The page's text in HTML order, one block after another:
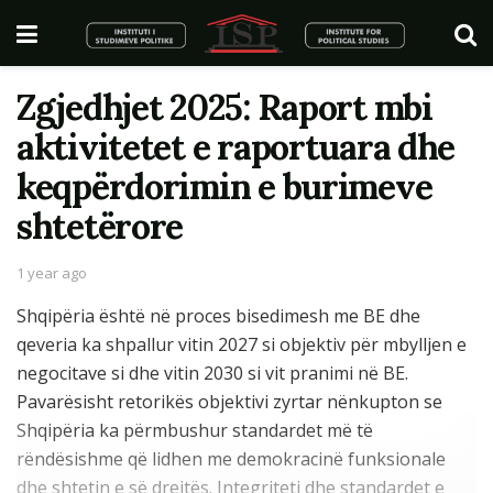
Zgjedhjet 2025: Raport mbi
aktivitetet e raportuara dhe
keqpërdorimin e burimeve
shtetërore
1 year ago
Shqipëria është në proces bisedimesh me BE dhe
qeveria ka shpallur vitin 2027 si objektiv për mbylljen e
negocitave si dhe vitin 2030 si vit pranimi në BE.
Pavarësisht retorikës objektivi zyrtar nënkupton se
Shqipëria ka përmbushur standardet më të
rëndësishme që lidhen me demokracinë funksionale
dhe shtetin e së drejtës. Integriteti dhe standardet e